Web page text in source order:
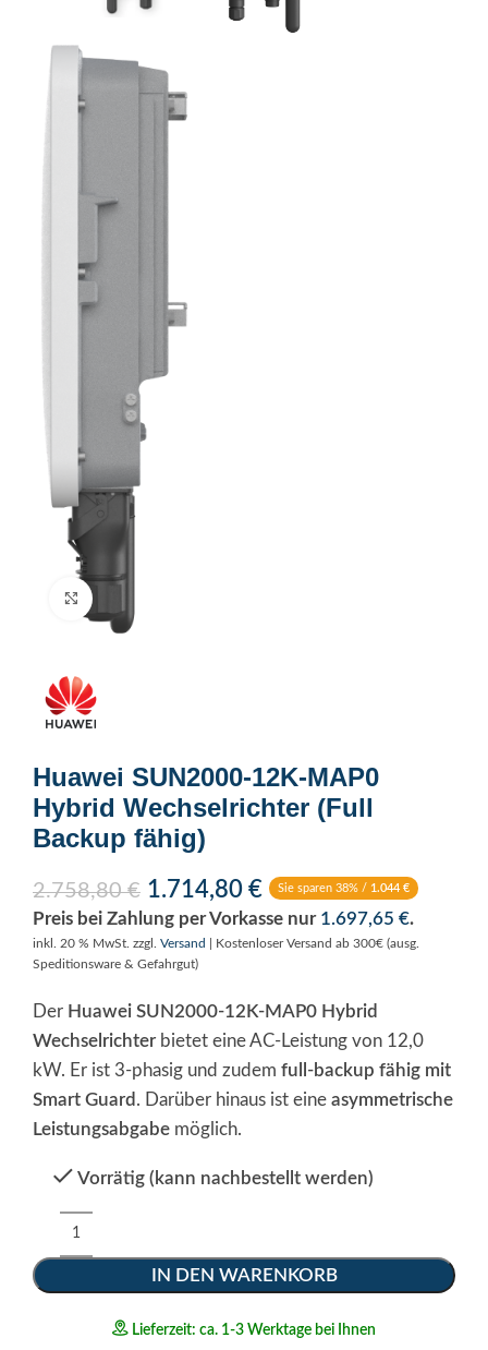
Huawei SUN2000-12K-MAP0
Hybrid Wechselrichter (Full
Backup fähig)
2.758,80€ 1.714,80 € Sie sparen 38% / 1.044 €
Preis bei Zahlung per Vorkasse nur 1.697,65 €.
inkl. 20 % MwSt. zzgl. Versand
| Kostenloser Versand ab 300€ (ausg.
Speditionsware & Gefahrgut)
Der Huawei SUN2000-12K-MAP0 Hybrid
Wechselrichter bietet eine AC-Leistung von 12,0
kW. Er ist 3-phasig und zudem full-backup fähig mit
Smart Guard . Darüber hinaus ist eine asymmetrische
Leistungsabgabe möglich.
Vorrätig (kann nachbestellt werden)
IN DEN WARENKORB
Alternative:
Lieferzeit: ca. 1-3 Werktage bei Ihnen